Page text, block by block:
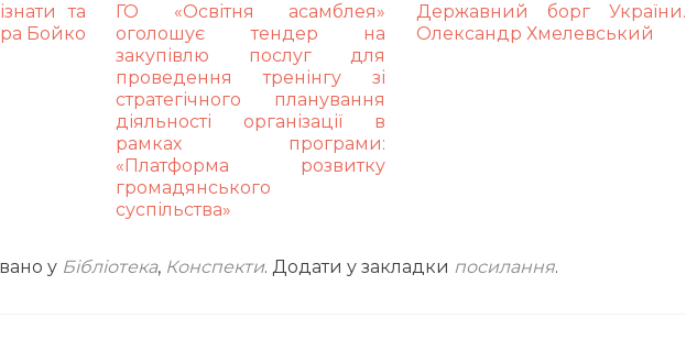
та
Бойко
ГО «Освітня асамблея»
оголошує тендер на
закупівлю послуг для
проведення тренінгу зі
стратегічного планування
діяльності організації в
рамках програми:
«Платформа розвитку
громадянського
суспільства»
Державний борг України.
Олександр Хмелевський
у Бібліотека, Конспекти. Додати у закладки посилання.